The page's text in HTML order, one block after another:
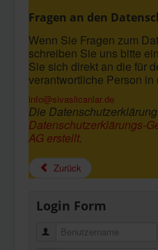
Fragen an den
Wenn Sie Fragen zum
schreiben Sie uns bitte
Sie sich direkt an die für
verantwortliche Person
info@sivaslicanlar.de
Die
Datenschutzerklärungs-
AG erstellt.
Zurück
Login Form
Benutzername